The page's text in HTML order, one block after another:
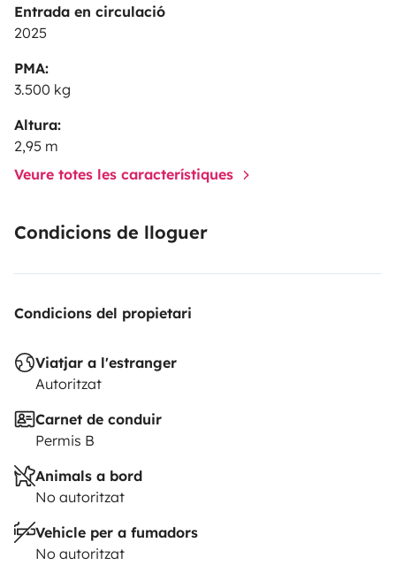
Entrada en circulació
2025
PMA:
3.500 kg
Altura:
2,95 m
Veure totes les característiques
Condicions de lloguer
Condicions del propietari
Viatjar a l'estranger
Autoritzat
Carnet de conduir
Permis B
Animals a bord
No autoritzat
Vehicle per a fumadors
No autoritzat